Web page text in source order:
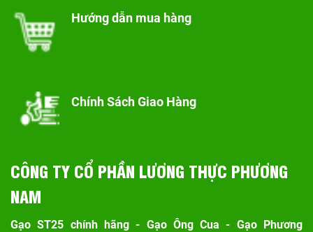
Hướng dẫn mua hàng
Chính Sách Giao Hàng
CÔNG TY CỔ PHẦN LƯƠNG THỰC PHƯƠNG
NAM
Gạo ST25 chính hãng - Gạo Ông Cua - Gạo Phương